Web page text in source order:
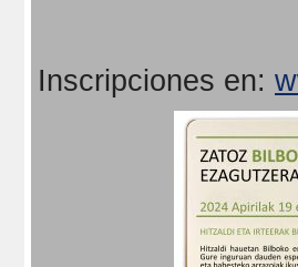
Inscripciones en: